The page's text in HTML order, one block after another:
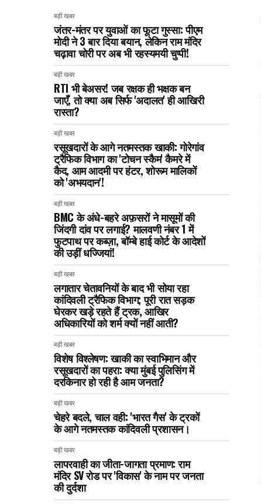
बड़ी खबर
जंतर-मंतर पर युवाओं का फूटा गुस्सा: पीएम
मोदी ने 3 बार दिया बयान, लेकिन राम मंदिर
चढ़ावा चोरी पर अब भी रहस्यमयी चुप्पी!
बड़ी खबर
RTI भी बेअसर! जब रक्षक ही भक्षक बन
जाएँ, तो क्या अब सिर्फ 'अदालत' ही आखिरी
रास्ता?
बड़ी खबर
रसूखदारों के आगे नतमस्तक खाकी: गोरेगांव
ट्रैफिक विभाग का 'टोचन स्कैम' कैमरे में
कैद, आम आदमी पर हंटर, शोरूम मालिकों
को 'अभयदान'!
बड़ी खबर
BMC के अंधे-बहरे अफ़सरों ने मासूमों की
जिंदगी दांव पर लगाई? मालवणी नंबर 1 में
फुटपाथ पर कब्ज़ा, बॉम्बे हाई कोर्ट के आदेशों
की उड़ीं धज्जियां!
बड़ी खबर
लगातार चेतावनियों के बाद भी सोया रहा
कांदिवली ट्रैफिक विभाग; पूरी रात सड़क
घेरकर खड़े रहते हैं ट्रक, आखिर
अधिकारियों को शर्म क्यों नहीं आती?
बड़ी खबर
विशेष विश्लेषण: खाकी का स्वाभिमान और
रसूखदारों का पहरा: क्या मुंबई पुलिसिंग में
दरकिनार हो रही है आम जनता?
बड़ी खबर
चेहरे बदले, चाल वही: 'भारत गैस' के ट्रकों
के आगे नतमस्तक कांदिवली प्रशासन।
बड़ी खबर
लापरवाही का जीता-जागता प्रमाण: राम
मंदिर SV रोड पर 'विकास' के नाम पर जनता
की दुर्दशा